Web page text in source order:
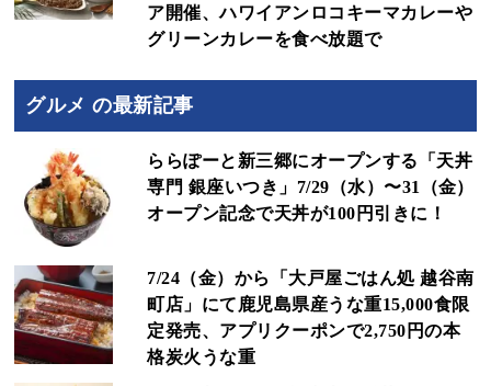
ア開催、ハワイアンロコキーマカレーや
グリーンカレーを食べ放題で
グルメ の最新記事
ららぽーと新三郷にオープンする「天丼
専門 銀座いつき」7/29（水）〜31（金）
オープン記念で天丼が100円引きに！
7/24（金）から「大戸屋ごはん処 越谷南
町店」にて鹿児島県産うな重15,000食限
定発売、アプリクーポンで2,750円の本
格炭火うな重